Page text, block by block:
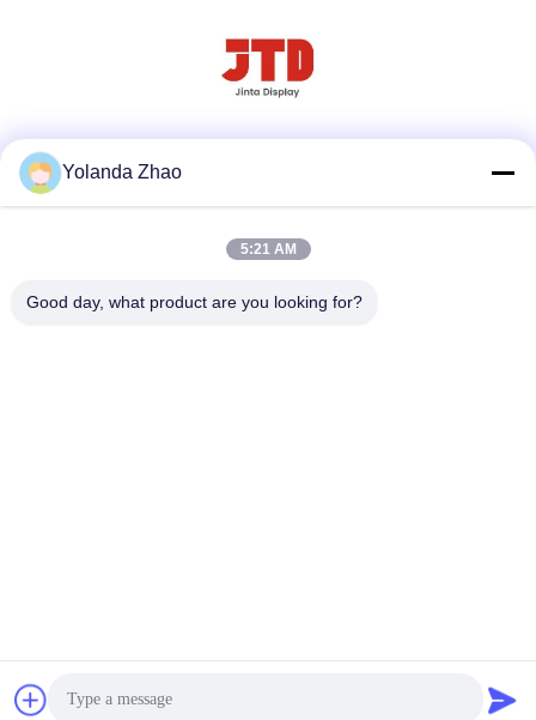
전화
2021-2026 Suzhou Jinta Import & Export Co., Ltd 모두 모든 권리
Yolanda Zhao
5:21 AM
Good day, what product are you looking for?